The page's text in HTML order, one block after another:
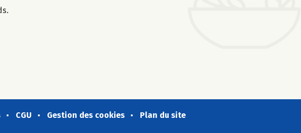
CGU Gestion des cookies Plan du site